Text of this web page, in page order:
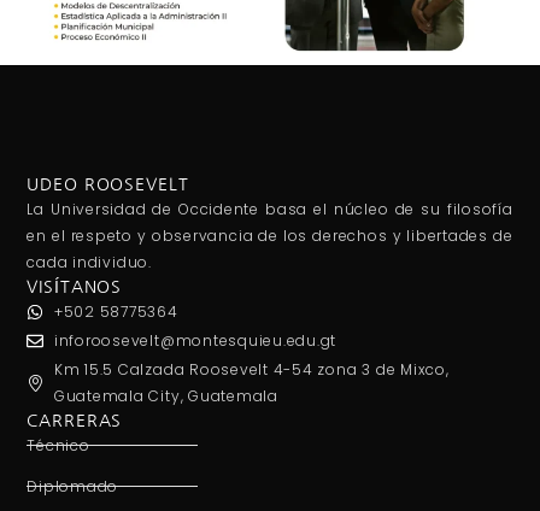
UDEO ROOSEVELT
La Universidad de Occidente basa el núcleo de su filosofía
en el respeto y observancia de los derechos y libertades de
cada individuo.
VISÍTANOS
+502 58775364
inforoosevelt@montesquieu.edu.gt
Km 15.5 Calzada Roosevelt 4-54 zona 3 de Mixco,
Guatemala City, Guatemala
CARRERAS
Técnico
Diplomado